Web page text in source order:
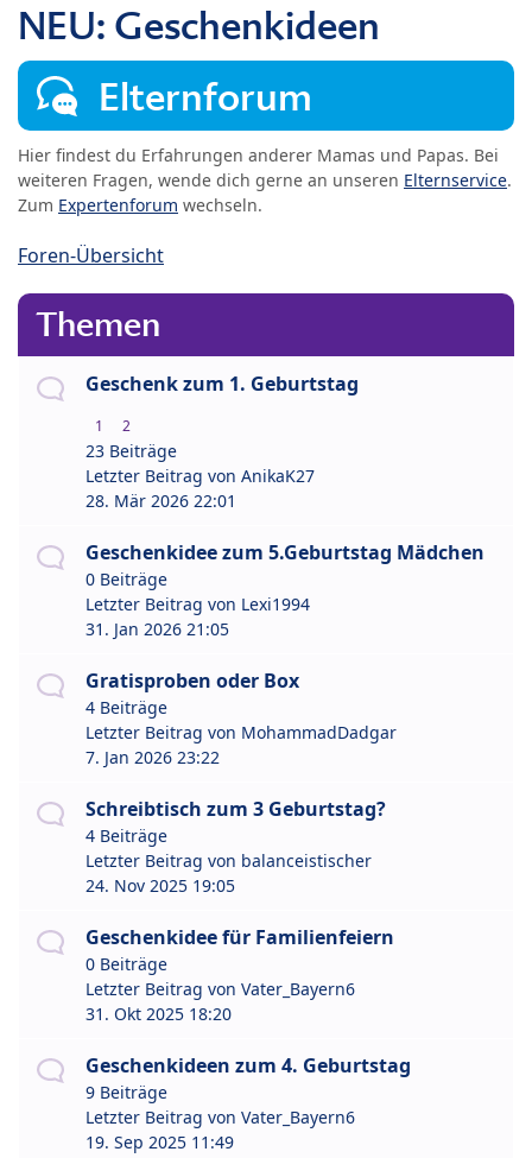
NEU: Geschenkideen
Elternforum
Hier findest du Erfahrungen anderer Mamas und Papas. Bei
weiteren Fragen, wende dich gerne an unseren Elternservice.
Zum Expertenforum wechseln.
Foren-Übersicht
Themen
Geschenk zum 1. Geburtstag
1 2
23 Beiträge
Letzter Beitrag von AnikaK27
28. Mär 2026 22:01
Geschenkidee zum 5.Geburtstag Mädchen
0 Beiträge
Letzter Beitrag von Lexi1994
31. Jan 2026 21:05
Gratisproben oder Box
4 Beiträge
Letzter Beitrag von MohammadDadgar
7. Jan 2026 23:22
Schreibtisch zum 3 Geburtstag?
4 Beiträge
Letzter Beitrag von balanceistischer
24. Nov 2025 19:05
Geschenkidee für Familienfeiern
0 Beiträge
Letzter Beitrag von Vater_Bayern6
31. Okt 2025 18:20
Geschenkideen zum 4. Geburtstag
9 Beiträge
Letzter Beitrag von Vater_Bayern6
19. Sep 2025 11:49